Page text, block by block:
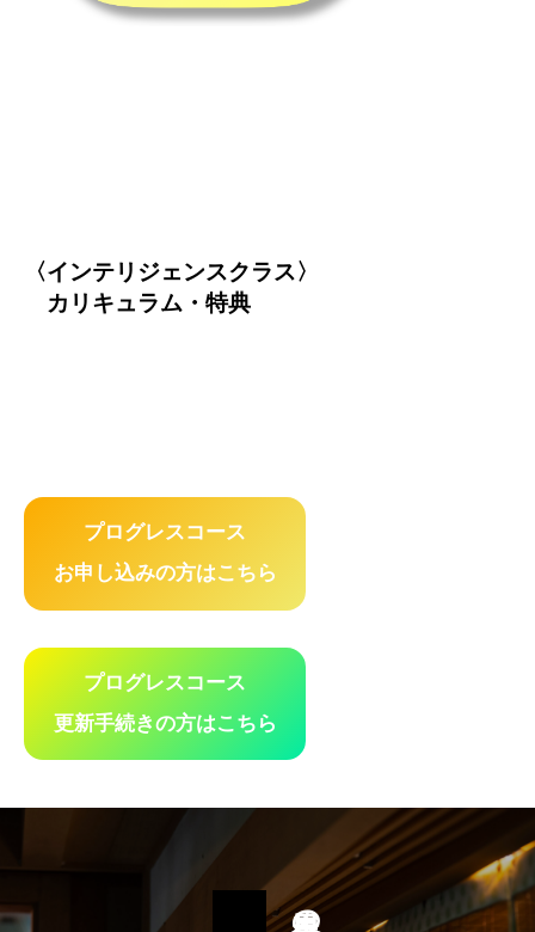
〈インテリジェンスクラス〉
カリキュラム・特典
プログレスコース
お申し込みの方はこちら
プログレスコース
更新手続きの方はこちら